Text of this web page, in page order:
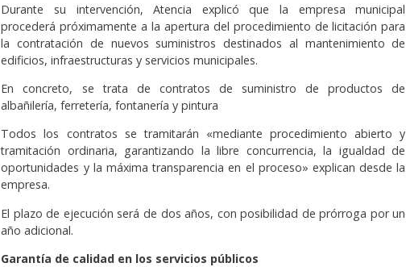
Durante su intervención, Atencia explicó que la empresa municipal
procederá próximamente a la apertura del procedimiento de licitación para
la contratación de nuevos suministros destinados al mantenimiento de
edificios, infraestructuras y servicios municipales.
En concreto, se trata de contratos de suministro de productos de
albañilería, ferretería, fontanería y pintura
Todos los contratos se tramitarán «mediante procedimiento abierto y
tramitación ordinaria, garantizando la libre concurrencia, la igualdad de
oportunidades y la máxima transparencia en el proceso» explican desde la
empresa.
El plazo de ejecución será de dos años, con posibilidad de prórroga por un
año adicional.
Garantía de calidad en los servicios públicos